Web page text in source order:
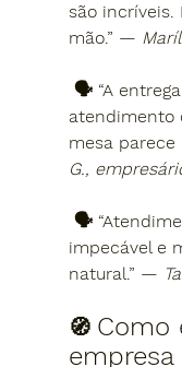
são
mão.” —
atendimento
mesa
G.,
impecável e
natural.” —
🧭 Como